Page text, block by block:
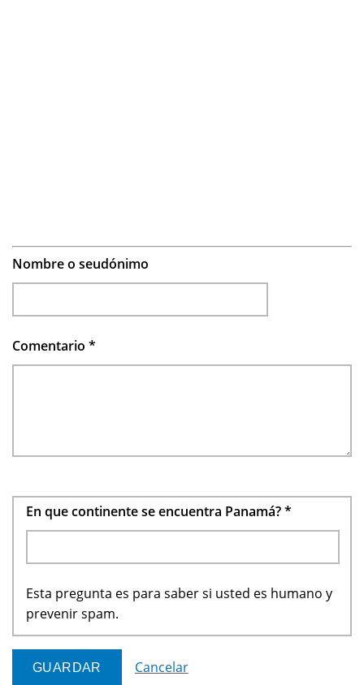
Nombre o seudónimo
Comentario *
En que continente se encuentra Panamá?*
Esta pregunta es para saber si usted es humano y
prevenir spam.
Cancelar